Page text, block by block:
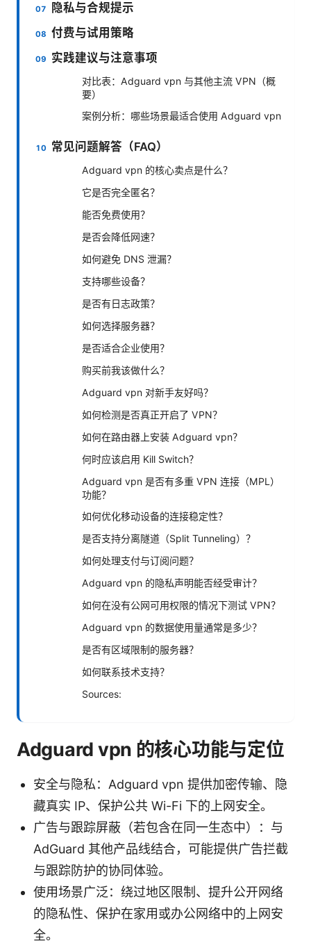
隐私与合规提示
付费与试用策略
实践建议与注意事项
对比表：Adguard vpn 与其他主流 VPN（概
要）
案例分析：哪些场景最适合使用 Adguard vpn
常见问题解答（FAQ）
Adguard vpn 的核心卖点是什么？
它是否完全匿名？
能否免费使用？
是否会降低网速？
如何避免 DNS 泄漏？
支持哪些设备？
是否有日志政策？
如何选择服务器？
是否适合企业使用？
购买前我该做什么？
Adguard vpn 对新手友好吗？
如何检测是否真正开启了 VPN？
如何在路由器上安装 Adguard vpn？
何时应该启用 Kill Switch？
Adguard vpn 是否有多重 VPN 连接（MPL）
功能？
如何优化移动设备的连接稳定性？
是否支持分离隧道（Split Tunneling）？
如何处理支付与订阅问题？
Adguard vpn 的隐私声明能否经受审计？
如何在没有公网可用权限的情况下测试 VPN？
Adguard vpn 的数据使用量通常是多少？
是否有区域限制的服务器？
如何联系技术支持？
Sources:
Adguard vpn 的核心功能与定位
安全与隐私：Adguard vpn 提供加密传输、隐
藏真实 IP、保护公共 Wi-Fi 下的上网安全。
广告与跟踪屏蔽（若包含在同一生态中）：与
AdGuard 其他产品线结合，可能提供广告拦截
与跟踪防护的协同体验。
使用场景广泛：绕过地区限制、提升公开网络
的隐私性、保护在家用或办公网络中的上网安
全。